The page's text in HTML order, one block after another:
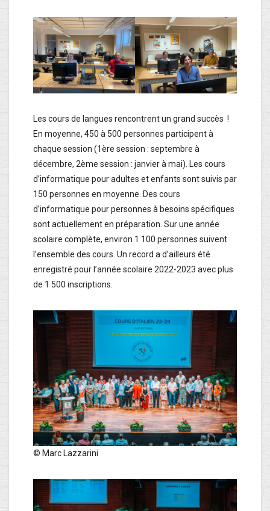
Les cours de langues rencontrent un grand succès !
En moyenne, 450 à 500 personnes participent à
chaque session (1ère session : septembre à
décembre, 2ème session : janvier à mai). Les cours
d’informatique pour adultes et enfants sont suivis par
150 personnes en moyenne. Des cours
d’informatique pour personnes à besoins spécifiques
sont actuellement en préparation. Sur une année
scolaire complète, environ 1 100 personnes suivent
l’ensemble des cours. Un record a d’ailleurs été
enregistré pour l’année scolaire 2022-2023 avec plus
de 1 500 inscriptions.
© Marc Lazzarini